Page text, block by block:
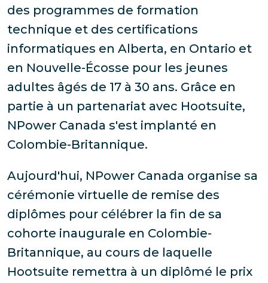
des programmes de formation
technique et des certifications
informatiques en Alberta, en Ontario et
en Nouvelle-Écosse pour les jeunes
adultes âgés de 17 à 30 ans. Grâce en
partie à un partenariat avec Hootsuite,
NPower Canada s'est implanté en
Colombie-Britannique.
Aujourd'hui, NPower Canada organise sa
cérémonie virtuelle de remise des
diplômes pour célébrer la fin de sa
cohorte inaugurale en Colombie-
Britannique, au cours de laquelle
Hootsuite remettra à un diplômé le prix